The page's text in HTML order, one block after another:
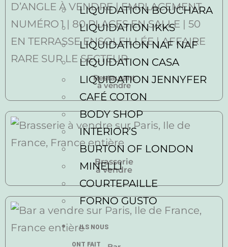
LIQUIDATION BOUCHARA
LIQUIDATION IKKS
LIQUIDATION NAF NAF
LIQUIDATION CASA
LIQUIDATION JENNYFER
CAFÉ COTON
BODY SHOP
INTERIOR’S
BURTON OF LONDON
MINELLI
COURTEPAILLE
FORNO GUSTO
ILS NOUS
ONT FAIT
Restaurant
à vendre
Brasserie
à vendre